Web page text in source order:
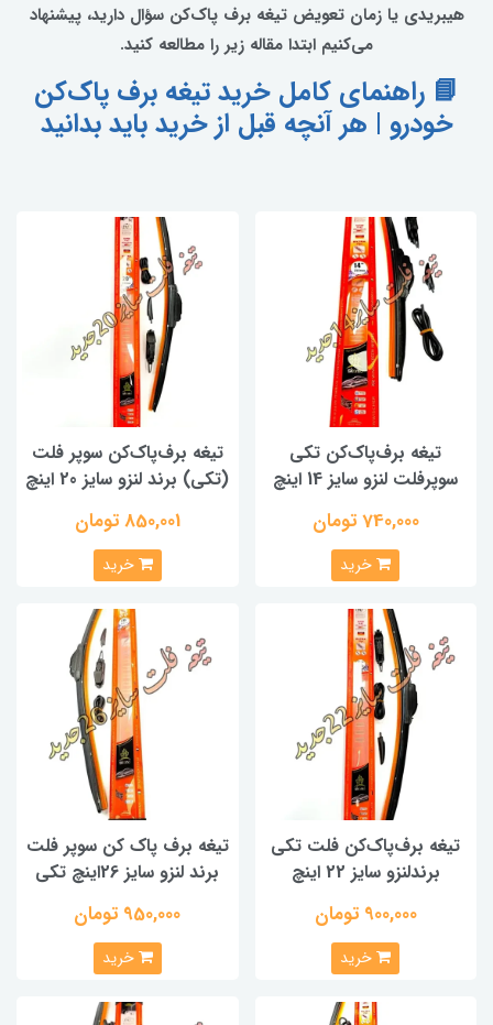
هیبریدی یا زمان تعویض تیغه برف پاک‌کن سؤال دارید، پیشنهاد
می‌کنیم ابتدا مقاله زیر را مطالعه کنید.
📘 راهنمای کامل خرید تیغه برف پاک‌کن
خودرو | هر آنچه قبل از خرید باید بدانید
تیغه برف‌پاک‌کن تکی
سوپرفلت لنزو سایز 14 اینچ
740,000 تومان
خرید
تیغه برف‌پاک‌کن سوپر فلت
(تکی) برند لنزو سایز 20 اینچ
850,001 تومان
خرید
تیغه برف‌پاک‌کن فلت تکی
برندلنزو سایز 22 اینچ
900,000 تومان
خرید
تیغه برف پاک کن سوپر فلت
برند لنزو سایز 26اینچ تکی
950,000 تومان
خرید